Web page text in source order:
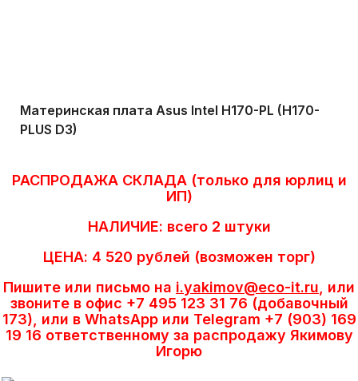
Материнская плата Asus Intel H170-PL (H170-
PLUS D3)
РАСПРОДАЖА СКЛАДА (только для юрлиц и
ИП)
НАЛИЧИЕ: всего 2 штуки
ЦЕНА: 4 520 рублей (возможен торг)
Пишите или письмо на i.yakimov@eco-it.ru , или
звоните в офис +7 495 123 31 76 (добавочный
173), или в WhatsApp или Telegram +7 (903) 169
19 16 ответственному за распродажу Якимову
Игорю